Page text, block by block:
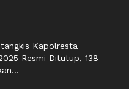
Kapolresta
Resmi Ditutup, 138